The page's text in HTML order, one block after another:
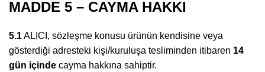
MADDE 5 – CAYMA HAKKI
5.1ALICI, sözleşme konusu ürünün kendisine veya
gösterdiği adresteki kişi/kuruluşa tesliminden itibaren 14
gün içinde cayma hakkına sahiptir.